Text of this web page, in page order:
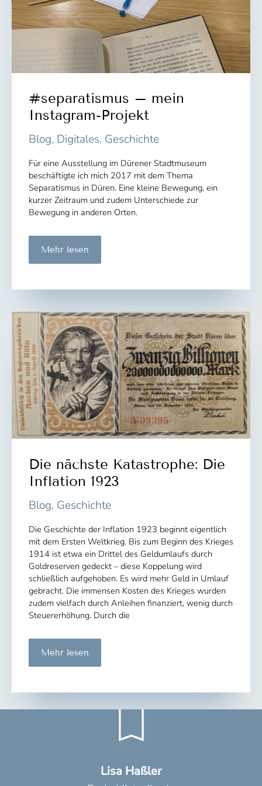
#separatismus – mein
Instagram-Projekt
Blog, Digitales, Geschichte
Für eine Ausstellung im Dürener Stadtmuseum
beschäftigte ich mich 2017 mit dem Thema
Separatismus in Düren. Eine kleine Bewegung, ein
kurzer Zeitraum und zudem Unterschiede zur
Bewegung in anderen Orten.
#separatismus
mein
Mehr lesen
Die nächste Katastrophe: Die
Inflation 1923
Blog, Geschichte
Die Geschichte der Inflation 1923 beginnt eigentlich
mit dem Ersten Weltkrieg. Bis zum Beginn des Krieges
1914 ist etwa ein Drittel des Geldumlaufs durch
Goldreserven gedeckt – diese Koppelung wird
schließlich aufgehoben. Es wird mehr Geld in Umlauf
gebracht. Die immensen Kosten des Krieges wurden
zudem vielfach durch Anleihen finanziert, wenig durch
Steuererhöhung. Durch die
Die
Katastrophe:
1923
Mehr lesen
Lisa Haßler